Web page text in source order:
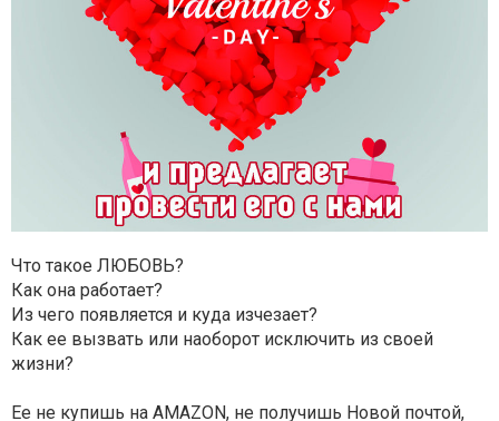
Что такое ЛЮБОВЬ?
Как она работает?
Из чего появляется и куда изчезает?
Как ее вызвать или наоборот исключить из своей
жизни?
Ее не купишь на AMAZON, не получишь Новой почтой,